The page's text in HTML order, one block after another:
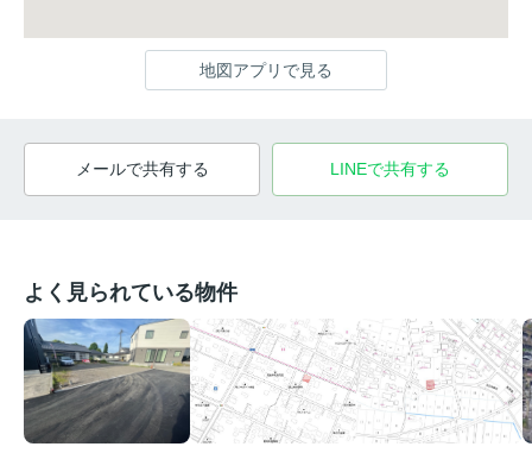
地図アプリで見る
メールで共有する LINEで共有する
よく見られている物件